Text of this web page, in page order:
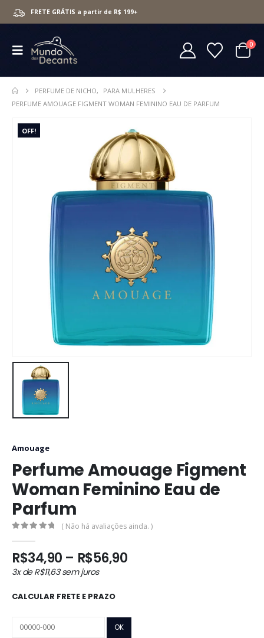
FRETE GRÁTIS a partir de R$ 199+
0
PERFUME DE NICHO,
PARA MULHERES
PERFUME AMOUAGE FIGMENT WOMAN FEMININO EAU DE PARFUM
OFF!
Amouage
Perfume Amouage Figment
Woman Feminino Eau de
Parfum
( Não há avaliações ainda. )
R$34,90 – R$56,90Faixa
R$56,90
3x deR$11,63sem juros
CALCULAR FRETE E PRAZO